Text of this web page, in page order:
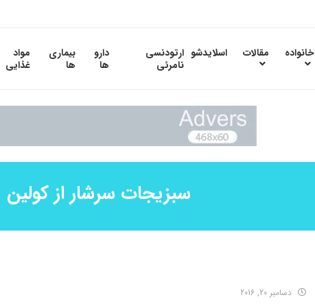
خانواده مقالات اسلایدشو ارتودنسی
نامرئی
دارو
ها
بیماری
ها
مواد
غذایی
سبزیجات سرشار از کولین
دسامبر 20, 2016